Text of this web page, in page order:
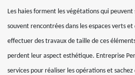
Les haies forment les végétations qui
souvent rencontrées dans les espaces verts
effectuer des travaux de taille de ces
perdent leur aspect esthétique. Entreprise
services pour réaliser les opérations et